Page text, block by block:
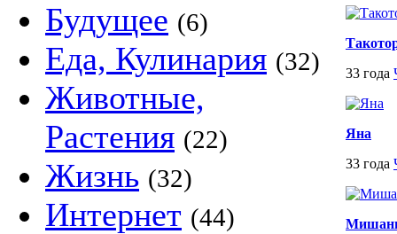
Будущее (6)
Еда, Кулинария (32)
Животные,
Растения (22)
Жизнь (32)
Интернет (44)
33 года
Яна
33 года